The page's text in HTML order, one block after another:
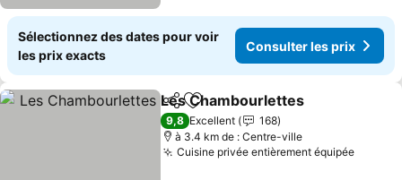
Sélectionnez des dates pour voir
les prix exacts
Consulter les prix
PartagerAjouter à mes favoris
Les Chambourlettes
9,8 Excellent
168
à 3.4 km de : Centre-ville
Cuisine privée entièrement équipée